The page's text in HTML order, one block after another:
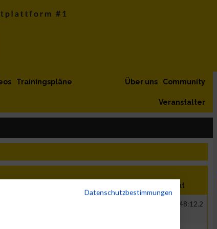
Trainingspläne Community
Über uns
Veranstalter
Brut
01:48:12.2
Datenschutzbestimmungen